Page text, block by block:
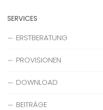
SERVICES
ERSTBERATUNG
PROVISIONEN
DOWNLOAD
BEITRÄGE